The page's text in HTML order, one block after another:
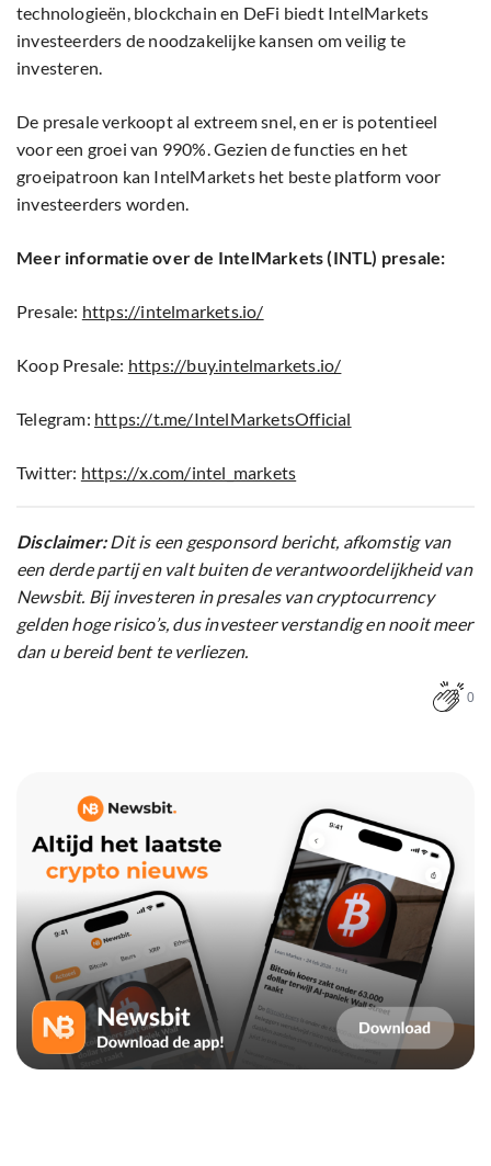
technologieën, blockchain en DeFi biedt IntelMarkets
investeerders de noodzakelijke kansen om veilig te
investeren.
De presale verkoopt al extreem snel, en er is potentieel
voor een groei van 990%. Gezien de functies en het
groeipatroon kan IntelMarkets het beste platform voor
investeerders worden.
Meer informatie over de IntelMarkets (INTL) presale:
Presale: https://intelmarkets.io/
Koop Presale: https://buy.intelmarkets.io/
Telegram: https://t.me/IntelMarketsOfficial
Twitter: https://x.com/intel_markets
Disclaimer:Dit is een gesponsord bericht, afkomstig van
een derde partij en valt buiten de verantwoordelijkheid van
Newsbit. Bij investeren in presales van cryptocurrency
gelden hoge risico’s, dus investeer verstandig en nooit meer
dan u bereid bent te verliezen.
0